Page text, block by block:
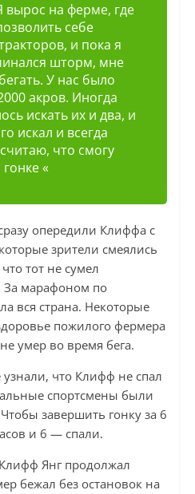
вырос на ферме, где
себе
и пока я
шторм, мне
У нас было
акров. Иногда
искать их и два, и
искал и всегда
что смогу
«
опередили Клиффа с
зрители смеялись
тот не сумел
За марафоном по
вся страна. Некоторые
пожилого фермера
умер во время бега.
что Клифф не спал
спортсмены были
завершить гонку за 6
и 6 — спали.
Янг продолжал
бежал без остановок на